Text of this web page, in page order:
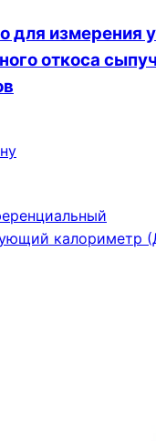
для измерения
откоса